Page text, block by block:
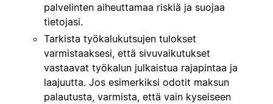
palvelinten aiheuttamaa riskiä ja suojaa
tietojasi.
Tarkista työkalukutsujen tulokset
varmistaaksesi, että sivuvaikutukset
vastaavat työkalun julkaistua rajapintaa ja
laajuutta. Jos esimerkiksi odotit maksun
palautusta, varmista, että vain kyseiseen